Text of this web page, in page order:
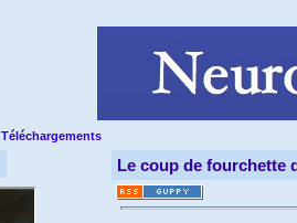
Téléchargements
Le coup de fourchette